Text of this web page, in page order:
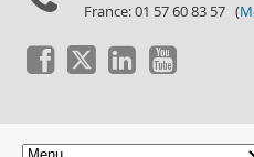
France: 01 57 60 83 57 (